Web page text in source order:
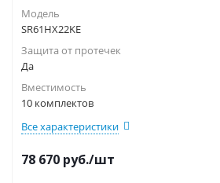
Модель
SR61HX22KE
Защита от протечек
Да
Вместимость
10 комплектов
Все характеристики
78 670 руб./шт